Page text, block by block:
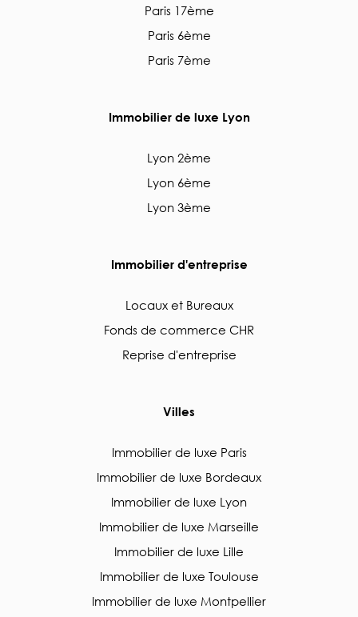
Paris 17ème
Paris 6ème
Paris 7ème
Immobilier de luxe Lyon
Lyon 2ème
Lyon 6ème
Lyon 3ème
Immobilier d'entreprise
Locaux et Bureaux
Fonds de commerce CHR
Reprise d'entreprise
Villes
Immobilier de luxe Paris
Immobilier de luxe Bordeaux
Immobilier de luxe Lyon
Immobilier de luxe Marseille
Immobilier de luxe Lille
Immobilier de luxe Toulouse
Immobilier de luxe Montpellier